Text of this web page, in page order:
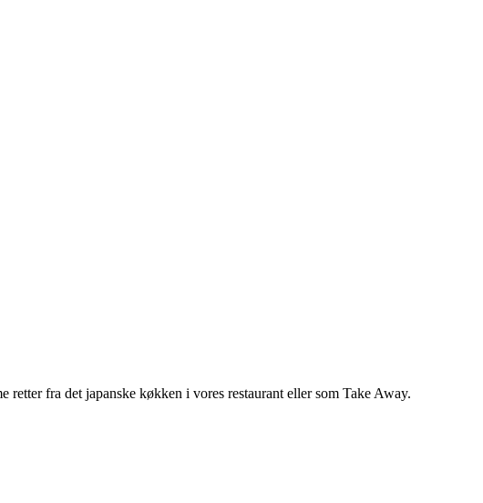
fra det japanske køkken i vores restaurant eller som Take Away.